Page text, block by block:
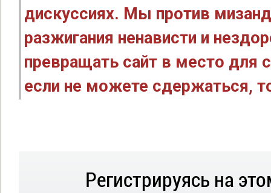
дискуссиях. Мы против
разжигания ненависти и
превращать сайт в место для
если не можете сдержаться,
Регистрируясь на